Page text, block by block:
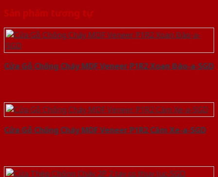
Sản phẩm tương tự
Cửa Gỗ Chống Cháy MDF Veneer P1R2 Xoan Đào-a-SGD
Cửa Gỗ Chống Cháy MDF Veneer P1R2 Căm Xe-a-SGD